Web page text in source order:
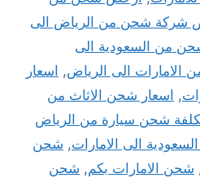
شركة شحن من الرياض الى
من السعودية الى
الامارات الى الرياض, اسعار
, اسعار شحن الاثاث من
شحن سيارة من الرياض
الى الامارات, شحن
شحن الامارات بكم, شحن